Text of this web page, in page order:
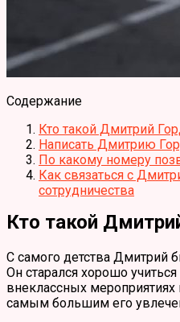
Содержание
Кто такой Дмитрий
Написать Дмитрию
По какому номеру
Как связаться с
сотрудничества
Кто такой
С самого детства Дмитрий
Он старался хорошо
внеклассных
самым большим его